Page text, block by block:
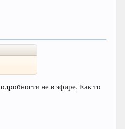
не в эфире, Как то